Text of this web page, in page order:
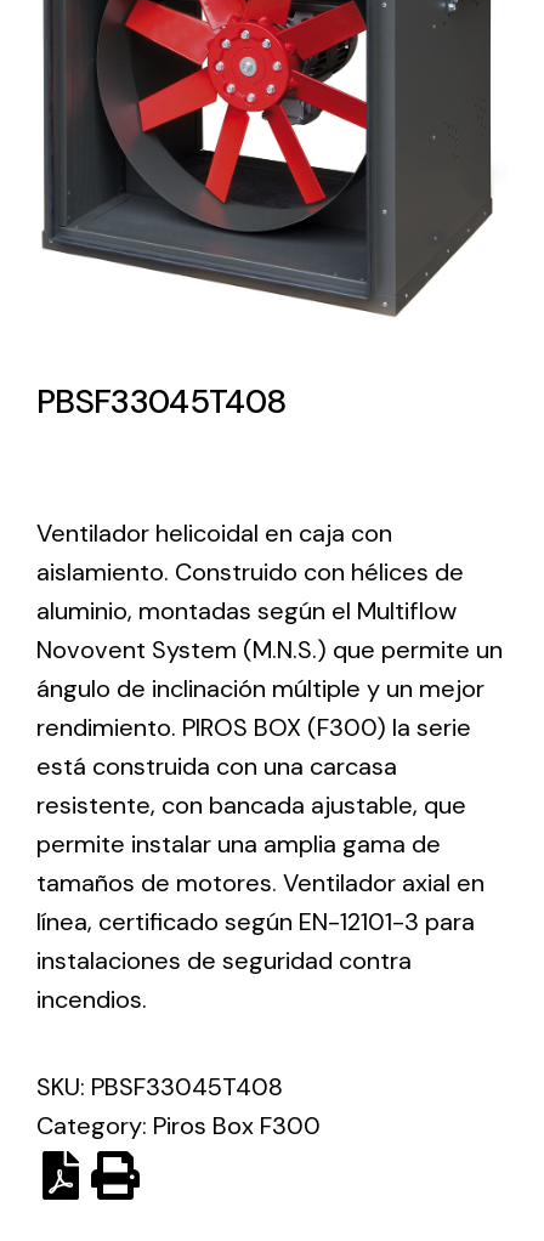
Lighting and Electrical
Equipment
Complete solutions in lighting and electrical
material for each project and need
Amplia gama de ventiladores y equipos de
Ventilation
The incorporation of Novovent into the group
meant a greater offer of ventilation products for
different uses
Iluminación Solar
Variedad de soluciones solares para todo tipo
de necesidades.
Solar lighting
Variety of solar solutions for all kinds of needs.
PBSF33045T408
Ventilador helicoidal en caja con
aislamiento. Construido con hélices de
aluminio, montadas según el Multiflow
Novovent System (M.N.S.) que permite un
ángulo de inclinación múltiple y un mejor
rendimiento. PIROS BOX (F300) la serie
está construida con una carcasa
resistente, con bancada ajustable, que
permite instalar una amplia gama de
tamaños de motores. Ventilador axial en
línea, certificado según EN-12101-3 para
instalaciones de seguridad contra
incendios.
SKU: PBSF33045T408
Category: Piros Box F300